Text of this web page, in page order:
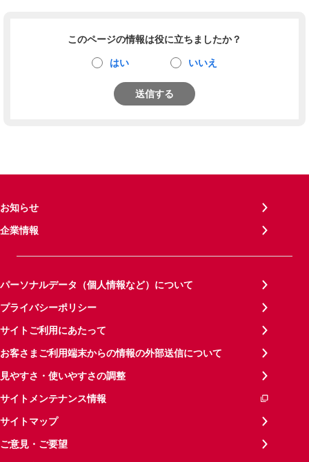
このページの情報は役に立ちましたか？
はい いいえ
送信する
お知らせ
企業情報
パーソナルデータ（個人情報など）について
プライバシーポリシー
サイトご利用にあたって
お客さまご利用端末からの情報の外部送信について
見やすさ・使いやすさの調整
サイトメンテナンス情報
サイトマップ
ご意見・ご要望